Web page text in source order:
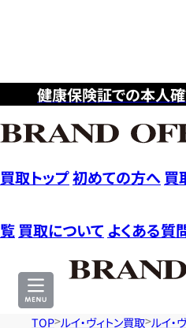
健康保険証での本人
買取トップ初めての方へ 買
覧 買取について よくある質
TOP ルイ・ヴィトン買取 ルイ・